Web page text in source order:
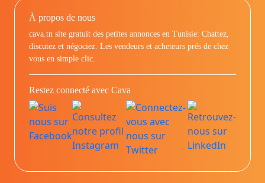
À propos de nous
cava.tn site gratuit des petites annonces en Tunisie: Chattez,
discutez et négociez. Les vendeurs et acheteurs prés de chez
vous en simple clic.
Restez connecté avec Cava